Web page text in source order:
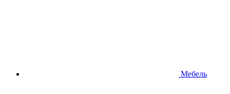
Мебель